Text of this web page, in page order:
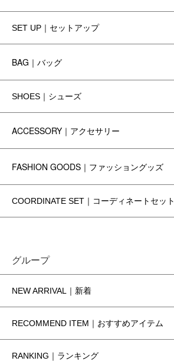
SET UP｜セットアップ
BAG｜バッグ
SHOES｜シューズ
ACCESSORY｜アクセサリー
FASHION GOODS｜ファッショングッズ
COORDINATE SET｜コーディネートセット
グループ
NEW ARRIVAL｜新着
RECOMMEND ITEM｜おすすめアイテム
RANKING｜ランキング